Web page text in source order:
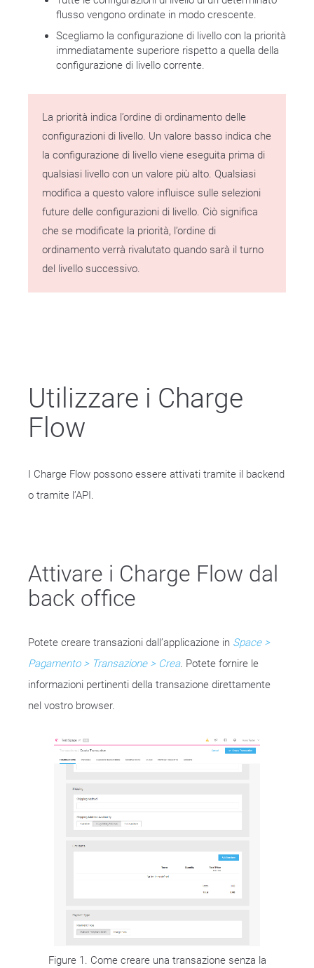
flusso vengono ordinate in modo crescente.
Scegliamo la configurazione di livello con la priorità
immediatamente superiore rispetto a quella della
configurazione di livello corrente.
La priorità indica l’ordine di ordinamento delle
configurazioni di livello. Un valore basso indica che
la configurazione di livello viene eseguita prima di
qualsiasi livello con un valore più alto. Qualsiasi
modifica a questo valore influisce sulle selezioni
future delle configurazioni di livello. Ciò significa
che se modificate la priorità, l’ordine di
ordinamento verrà rivalutato quando sarà il turno
del livello successivo.
Utilizzare i Charge
Flow
I Charge Flow possono essere attivati tramite il backend
o tramite l’API.
Attivare i Charge Flow dal
back office
Potete creare transazioni dall’applicazione in Space >
Pagamento > Transazione > Crea. Potete fornire le
informazioni pertinenti della transazione direttamente
nel vostro browser.
Figure 1. Come creare una transazione senza la